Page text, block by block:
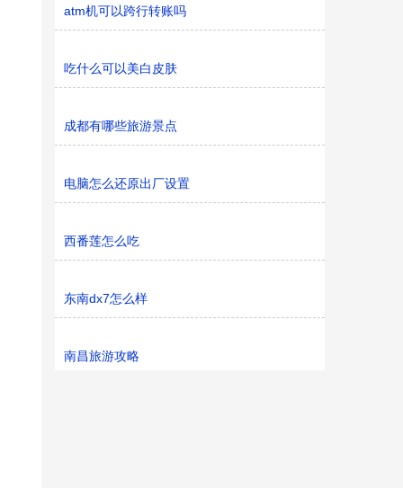
atm机可以跨行转账吗
吃什么可以美白皮肤
成都有哪些旅游景点
电脑怎么还原出厂设置
西番莲怎么吃
东南dx7怎么样
南昌旅游攻略